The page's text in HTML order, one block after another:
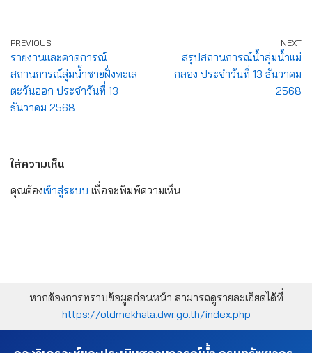
PREVIOUS
รายงานและคาดการณ์
สถานการณ์ลุ่มน้ำชายฝั่งทะเล
ตะวันออก ประจำวันที่ 13
ธันวาคม 2568
NEXT
สรุปสถานการณ์น้ำลุ่มน้ำแม่
กลอง ประจำวันที่ 13 ธันวาคม
2568
ใส่ความเห็น
คุณต้องเข้าสู่ระบบ เพื่อจะพิมพ์ความเห็น
หากต้องการทราบข้อมูลก่อนหน้า สามารถดูรายละเอียดได้ที่
https://oldmekhala.dwr.go.th/index.php